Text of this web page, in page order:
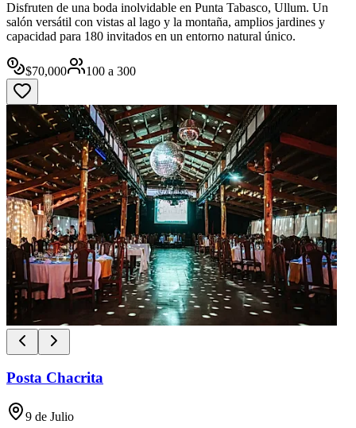
Disfruten de una boda inolvidable en Punta Tabasco, Ullum. Un
salón versátil con vistas al lago y la montaña, amplios jardines y
capacidad para 180 invitados en un entorno natural único.
$70,000 100 a 300
Posta Chacrita
9 de Julio